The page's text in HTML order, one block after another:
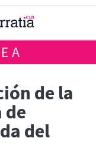
de la
de
del